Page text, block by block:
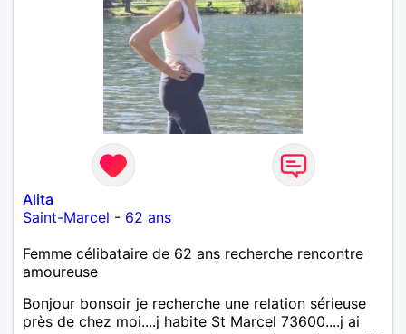
Alita
Saint-Marcel - 62 ans
Femme célibataire de 62 ans recherche rencontre
amoureuse
Bonjour bonsoir je recherche une relation sérieuse
près de chez moi....j habite St Marcel 73600....j ai